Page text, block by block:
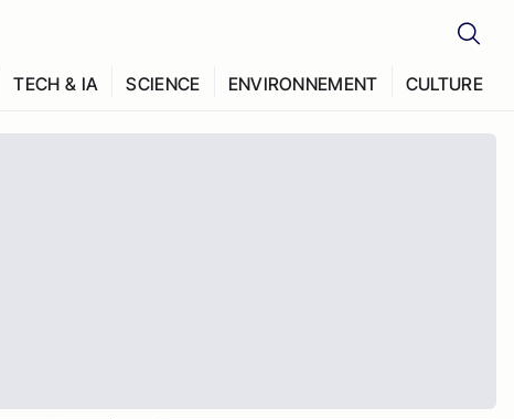
TECH & IA SCIENCE ENVIRONNEMENT CULTURE